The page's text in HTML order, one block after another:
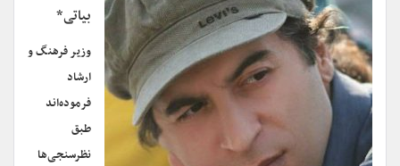
بیاتی*
وزیر فرهنگ و
ارشاد
فرموده‌اند
طبق
نظرسنجی‌ها